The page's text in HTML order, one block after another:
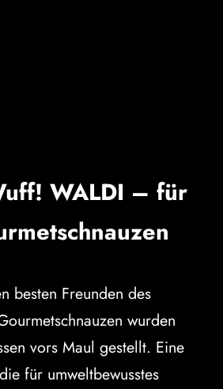
WALDI – für
besten Freunden des
wurden
vors Maul gestellt. Eine
für umweltbewusstes